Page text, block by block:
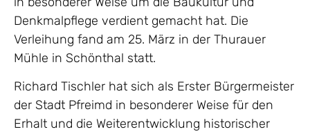
Denkmalpflege verdient gemacht hat. Die
Verleihung fand am 25. März in der Thurauer
Mühle in Schönthal statt.
Richard Tischler hat sich als Erster Bürgermeister
der Stadt Pfreimd in besonderer Weise für den
Erhalt und die Weiterentwicklung historischer